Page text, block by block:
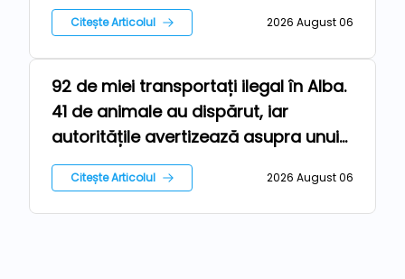
Citește Articolul 2026 August 06
Ferma
92 de miei transportați ilegal în Alba.
41 de animale au dispărut, iar
autoritățile avertizează asupra unui
risc epidemiologic major
Citește Articolul 2026 August 06